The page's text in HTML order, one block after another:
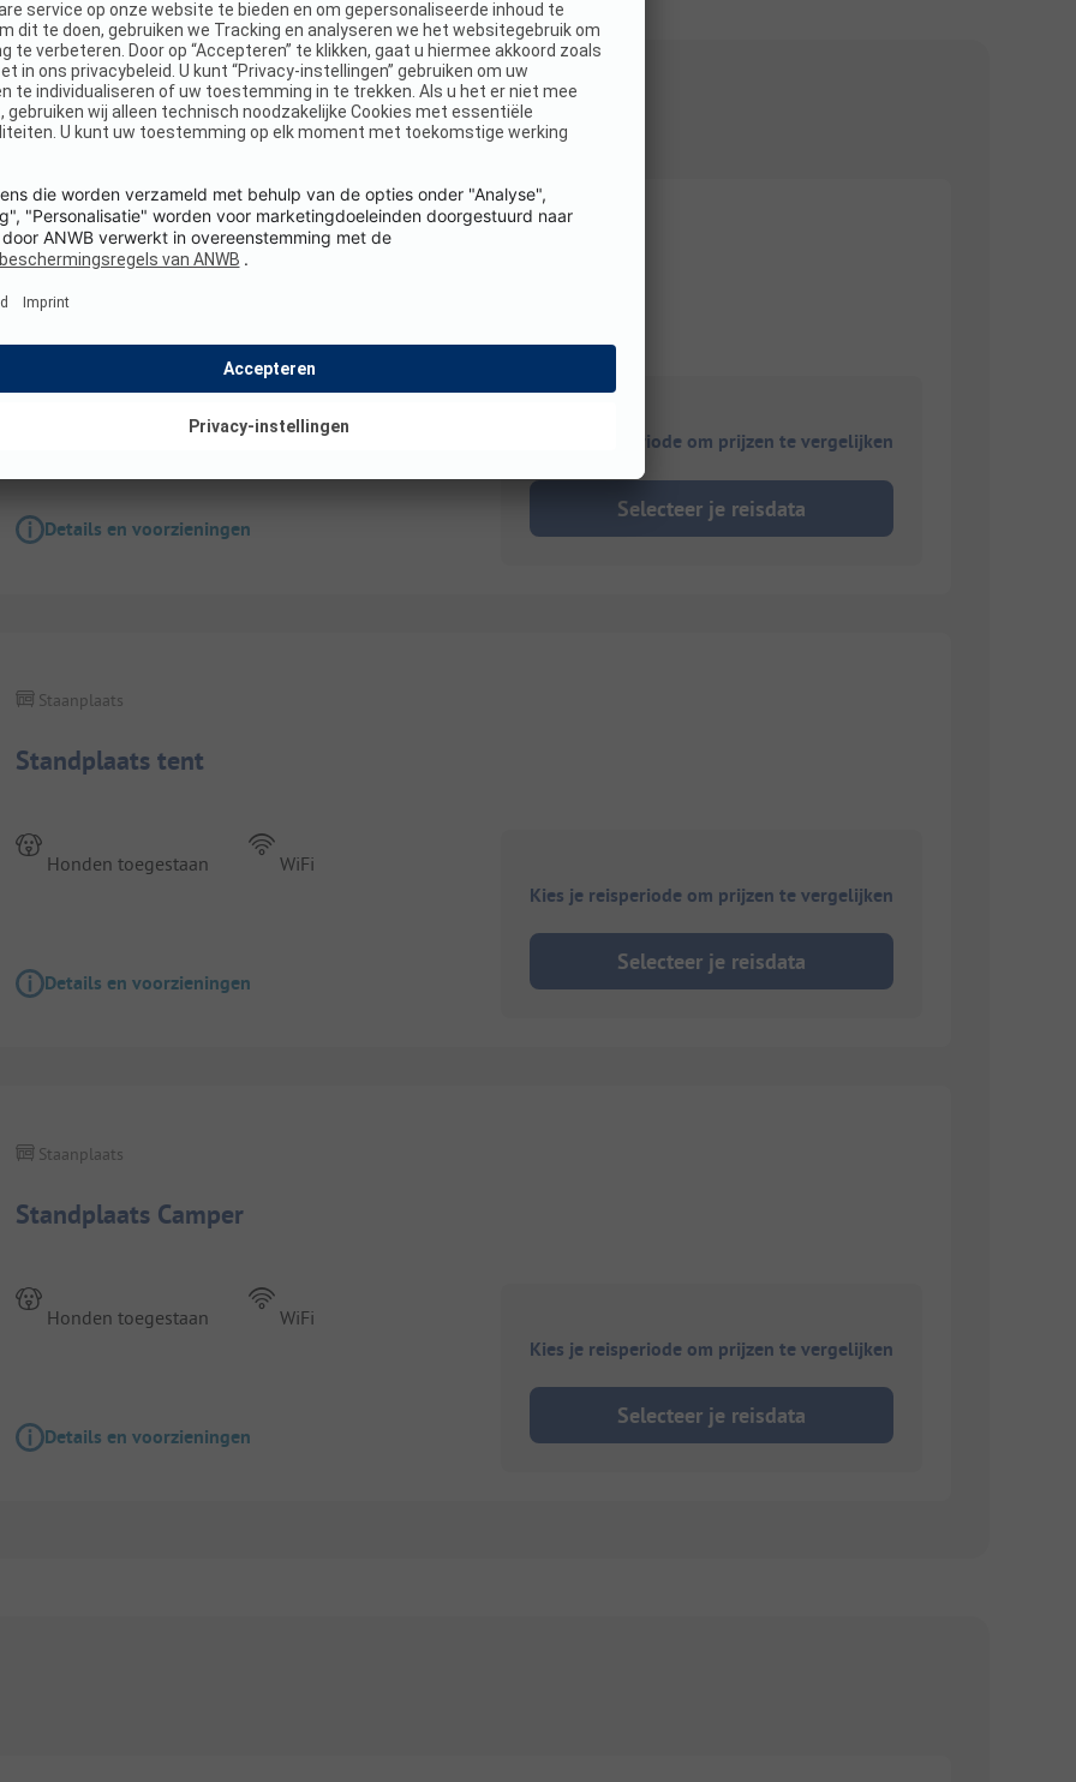
Standplaats tent + busje (5 m lang)
Staanplaats
Details en voorzieningen
Kies je reisperiode om prijzen te vergelijken
Selecteer je reisdata
Standplaats tent
Staanplaats
Honden toegestaan WiFi
Details en voorzieningen
Kies je reisperiode om prijzen te vergelijken
Selecteer je reisdata
Standplaats Camper
Staanplaats
Honden toegestaan WiFi
Details en voorzieningen
Kies je reisperiode om prijzen te vergelijken
Selecteer je reisdata